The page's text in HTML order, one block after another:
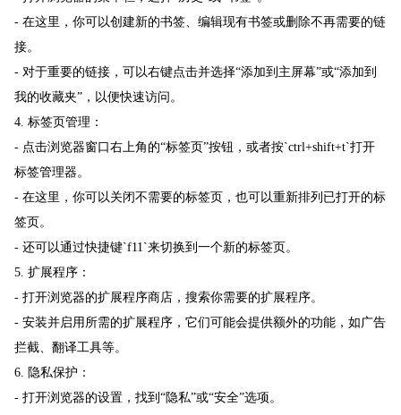
- 在这里，你可以创建新的书签、编辑现有书签或删除不再需要的链
接。
- 对于重要的链接，可以右键点击并选择“添加到主屏幕”或“添加到
我的收藏夹”，以便快速访问。
4. 标签页管理：
- 点击浏览器窗口右上角的“标签页”按钮，或者按`ctrl+shift+t`打开
标签管理器。
- 在这里，你可以关闭不需要的标签页，也可以重新排列已打开的标
签页。
- 还可以通过快捷键`f11`来切换到一个新的标签页。
5. 扩展程序：
- 打开浏览器的扩展程序商店，搜索你需要的扩展程序。
- 安装并启用所需的扩展程序，它们可能会提供额外的功能，如广告
拦截、翻译工具等。
6. 隐私保护：
- 打开浏览器的设置，找到“隐私”或“安全”选项。